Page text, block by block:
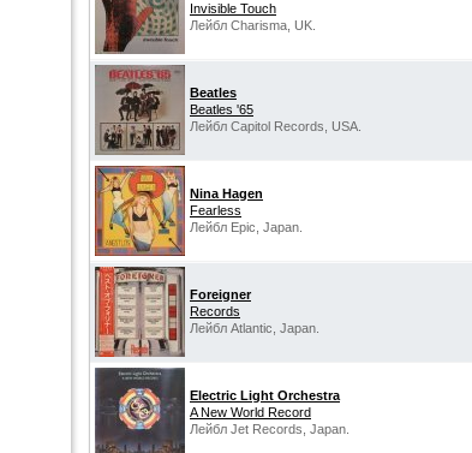
Invisible Touch
Лейбл Charisma, UK.
Beatles
Beatles '65
Лейбл Capitol Records, USA.
Nina Hagen
Fearless
Лейбл Epic, Japan.
Foreigner
Records
Лейбл Atlantic, Japan.
Electric Light Orchestra
A New World Record
Лейбл Jet Records, Japan.